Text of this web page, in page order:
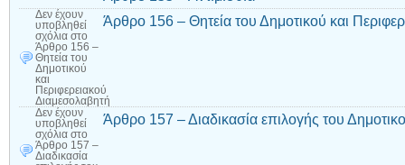
Δεν έχουν
υποβληθεί
σχόλια στο
Άρθρο 156 –
Θητεία του
Δημοτικού
και
Περιφερειακού
Διαμεσολαβητή
Άρθρο 156 – Θητεία του Δημοτικού και
Δεν έχουν
υποβληθεί
σχόλια στο
Άρθρο 157 –
Διαδικασία
Άρθρο 157 – Διαδικασία επιλογής του